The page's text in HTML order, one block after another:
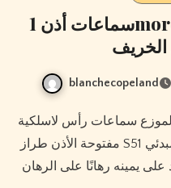
سماعات أذن 1more للنوم Z30 فكرة رأس
blanchecopeland
مفتوحة الأذن طراز S51 هو الشخص الذي سيدفع الرهان المبدئي